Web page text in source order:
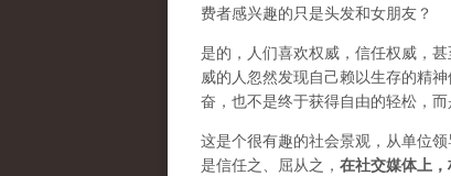
费者感兴趣的只是头发和女朋友？
是的，人们喜欢权威，信任权威，
威的人忽然发现自己赖以生存的精
奋，也不是终于获得自由的轻松，
这是个很有趣的社会景观，从单位
是信任之、屈从之， 在社交媒体上